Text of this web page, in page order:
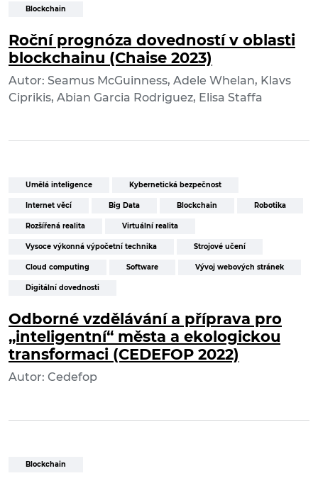
Blockchain
Roční prognóza dovedností v oblasti
blockchainu (Chaise 2023)
Autor: Seamus McGuinness, Adele Whelan, Klavs
Ciprikis, Abian Garcia Rodriguez, Elisa Staffa
Umělá inteligence Kybernetická bezpečnost
Internet věcí Big Data Blockchain Robotika
Rozšířená realita Virtuální realita
Vysoce výkonná výpočetní technika Strojové učení
Cloud computing Software Vývoj webových stránek
Digitální dovednosti
Odborné vzdělávání a příprava pro
„inteligentní“ města a ekologickou
transformaci (CEDEFOP 2022)
Autor: Cedefop
Blockchain